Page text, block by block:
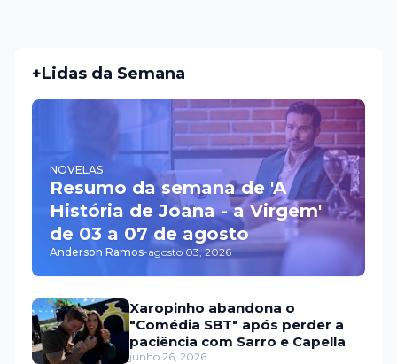
+Lidas da Semana
NOVELAS
Resumo da semana de 'A
História de Joana - a Virgem'
de 03 a 07 de agosto
Anderson Ramos-agosto 03, 2026
Xaropinho abandona o
"Comédia SBT" após perder a
paciência com Sarro e Capella
junho 26, 2026